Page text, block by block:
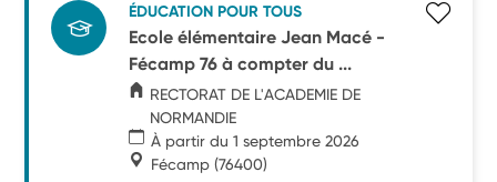
ÉDUCATION POUR TOUS
Ecole élémentaire Jean Macé -
Fécamp 76 à compter du ...
RECTORAT DE L'ACADEMIE DE
NORMANDIE
À partir du 1 septembre 2026
Fécamp (76400)